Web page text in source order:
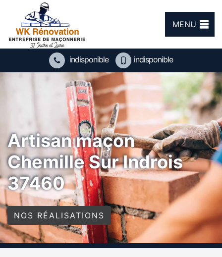
MENU
indisponible indisponible
Artisan maçon
Chemille Sur Indrois
37460
NOS RÉALISATIONS